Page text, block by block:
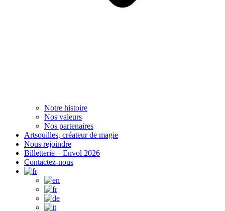
Notre histoire
Nos valeurs
Nos partenaires
Artsouilles, créateur de magie
Nous rejoindre
Billetterie – Envol 2026
Contactez-nous